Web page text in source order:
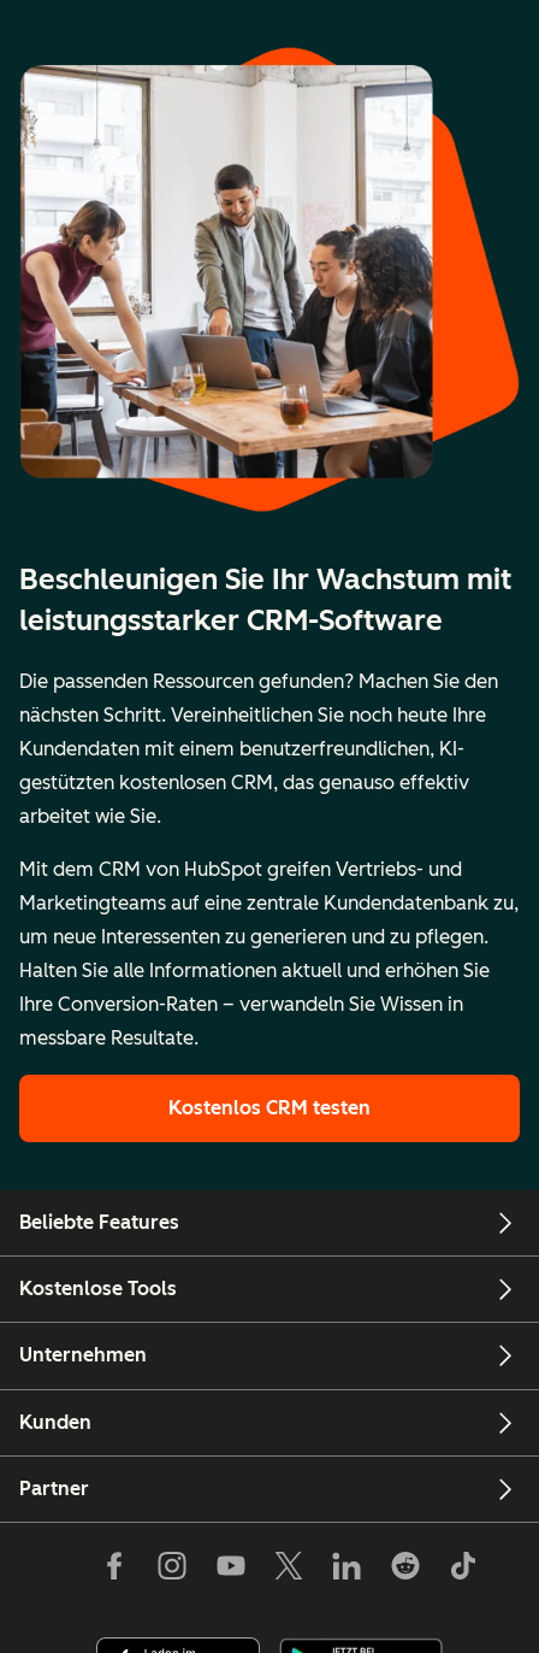
Beschleunigen Sie Ihr Wachstum mit
leistungsstarker CRM-Software
Die passenden Ressourcen gefunden? Machen Sie den
nächsten Schritt. Vereinheitlichen Sie noch heute Ihre
Kundendaten mit einem benutzerfreundlichen, KI-
gestützten kostenlosen CRM, das genauso effektiv
arbeitet wie Sie.
Mit dem CRM von HubSpot greifen Vertriebs- und
Marketingteams auf eine zentrale Kundendatenbank zu,
um neue Interessenten zu generieren und zu pflegen.
Halten Sie alle Informationen aktuell und erhöhen Sie
Ihre Conversion-Raten – verwandeln Sie Wissen in
messbare Resultate.
Kostenlos CRM testen
Beliebte Features
Kostenlose Tools
Unternehmen
Kunden
Partner